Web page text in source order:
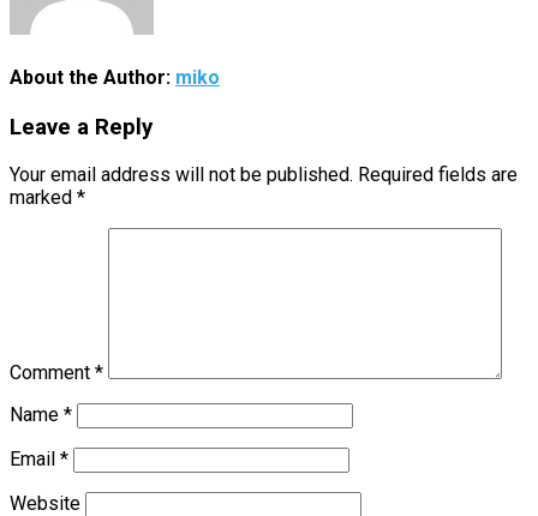
About the Author: miko
Leave a Reply
Your email address will not be published. Required fields are
marked *
Comment *
Name *
Email *
Website